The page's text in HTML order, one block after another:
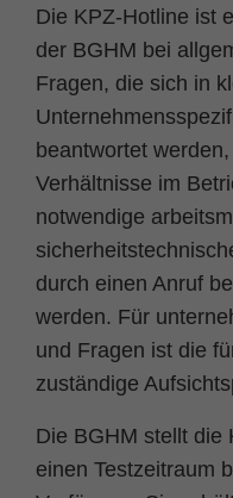
Die KPZ-Hotline ist
der BGHM bei
Fragen, die sich in
beantwortet
Verhältnisse im
notwendige
durch einen Anruf
werden. Für
und Fragen ist die
zuständige
Die BGHM stellt die
einen Testzeitraum